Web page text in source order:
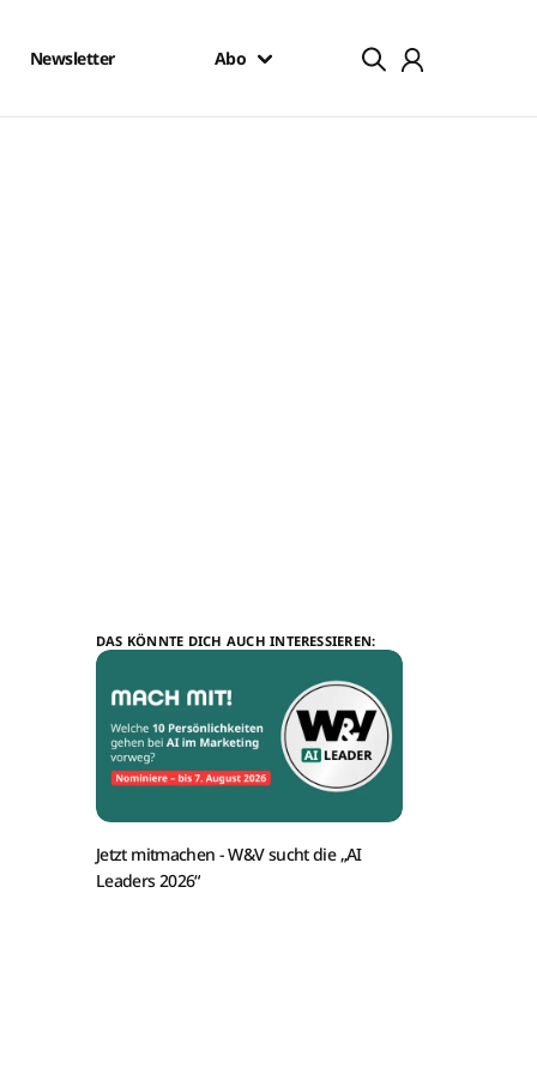
Newsletter Abo
DAS KÖNNTE DICH AUCH INTERESSIEREN:
Jetzt mitmachen -W&V sucht die „AI
Leaders 2026“